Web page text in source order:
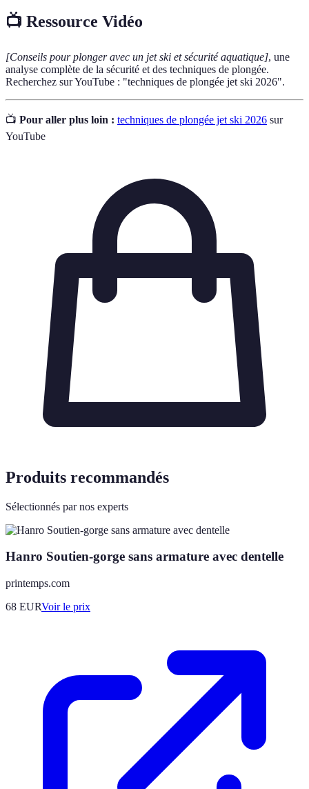
📺 Ressource Vidéo
[Conseils pour plonger avec un jet ski et sécurité aquatique], une
analyse complète de la sécurité et des techniques de plongée.
Recherchez sur YouTube : "techniques de plongée jet ski 2026".
📺 Pour aller plus loin : techniques de plongée jet ski 2026 sur
YouTube
Produits recommandés
Sélectionnés par nos experts
Hanro Soutien-gorge sans armature avec dentelle
printemps.com
68 EURVoir le prix